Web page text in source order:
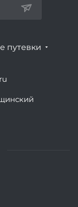
путевки